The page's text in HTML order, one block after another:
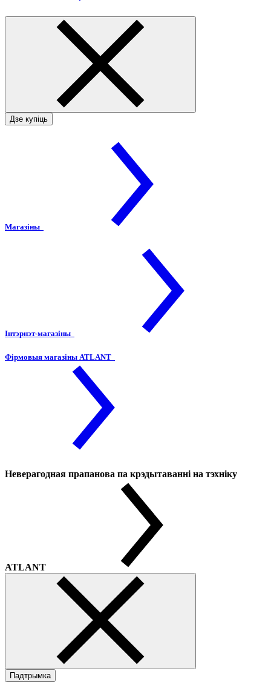
Дзе купіць
Магазіны
Інтэрнэт-магазіны
Фірмовыя магазіны ATLANT
Неверагодная прапанова па крэдытаванні на тэхніку
ATLANT
Падтрымка